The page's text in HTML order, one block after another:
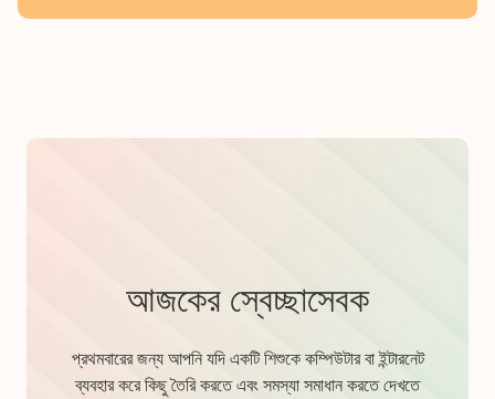
আজকের স্বেচ্ছাসেবক
প্রথমবারের জন্য আপনি যদি একটি শিশুকে কম্পিউটার বা ইন্টারনেট
ব্যবহার করে কিছু তৈরি করতে এবং সমস্যা সমাধান করতে দেখতে